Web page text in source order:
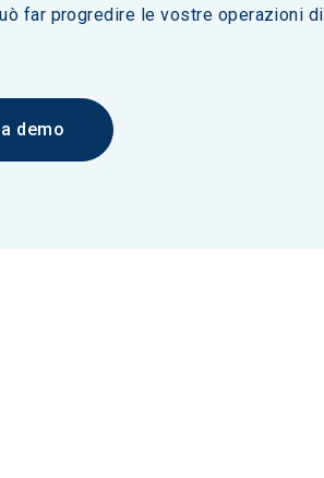
far progredire le vostre operazioni di
demo